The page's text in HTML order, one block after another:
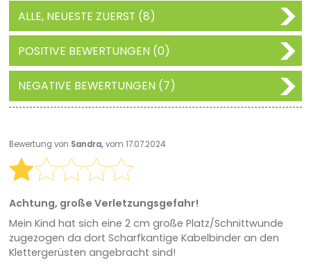
ALLE, NEUESTE ZUERST (8)
POSITIVE BEWERTUNGEN (0)
NEGATIVE BEWERTUNGEN (7)
Bewertung von Sandra,vom 17.07.2024
Achtung, große Verletzungsgefahr!
Mein Kind hat sich eine 2 cm große Platz/Schnittwunde
zugezogen da dort Scharfkantige Kabelbinder an den
Klettergerüsten angebracht sind!